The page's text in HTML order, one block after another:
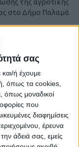
σας
ή έχουμε
όπως τα cookies,
όπως μοναδικοί
που
διαφημίσεις
έρευνα
άδειά σας, εμείς
της αγροτικής
στο Δήμο Παλαμά
της Καρδίτσας